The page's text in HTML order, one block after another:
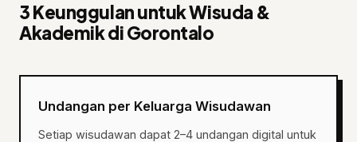
3 Keunggulan untuk Wisuda &
Akademik di Gorontalo
Undangan per Keluarga Wisudawan
Setiap wisudawan dapat 2–4 undangan digital untuk